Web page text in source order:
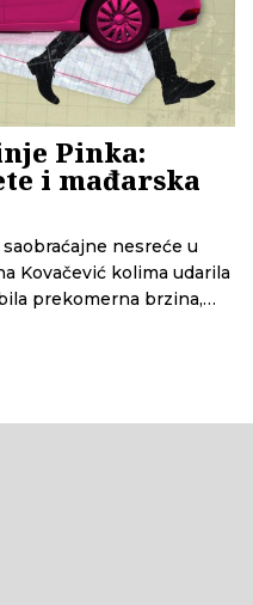
Pinka:
i mađarska
nesreće u
Kovačević kolima udarila
prekomerna brzina,